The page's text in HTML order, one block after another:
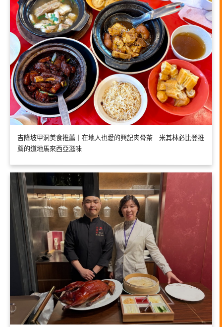
吉隆坡甲洞美食推薦｜在地人也愛的興記肉骨茶 米其林必比登推
薦的道地馬來西亞滋味